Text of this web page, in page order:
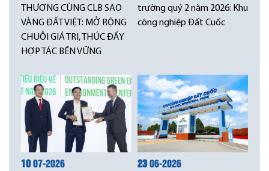
THƯƠNG CÙNG CLB SAO
VÀNG ĐẤT VIỆT: MỞ RỘNG
CHUỖI GIÁ TRỊ, THÚC ĐẨY
HỢP TÁC BỀN VỮNG
trường quý 2 năm 2026: Khu
công nghiệp Đất Cuốc
1007-2026 2306-2026